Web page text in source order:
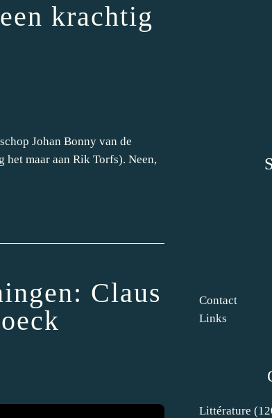
krachtig
Johan Bonny van de
maar aan Rik Torfs). Neen,
Claus
Littérature
Contact
Links